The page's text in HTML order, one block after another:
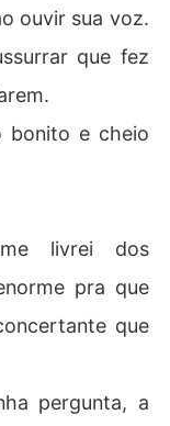
ouvir sua voz.
que fez
bonito e cheio
livrei dos
pra que
que
pergunta, a